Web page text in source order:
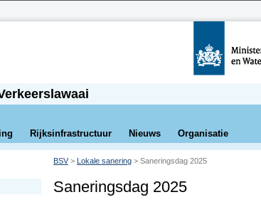
Rijksinfrastructuur Nieuws Organisatie
BSV> Lokale sanering > Saneringsdag 2025
Saneringsdag 2025